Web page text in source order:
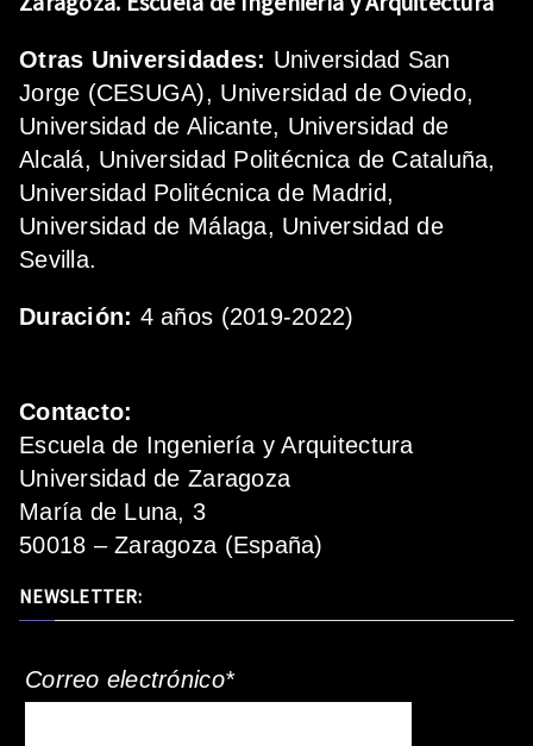
Otras Universidades: Universidad San
Jorge (CESUGA), Universidad de Oviedo,
Universidad de Alicante, Universidad de
Alcalá, Universidad Politécnica de Cataluña,
Universidad Politécnica de Madrid,
Universidad de Málaga, Universidad de
Sevilla.
Duración: 4 años (2019-2022)
Contacto:
Escuela de Ingeniería y Arquitectura
Universidad de Zaragoza
María de Luna, 3
50018 – Zaragoza (España)
NEWSLETTER:
Correo electrónico*